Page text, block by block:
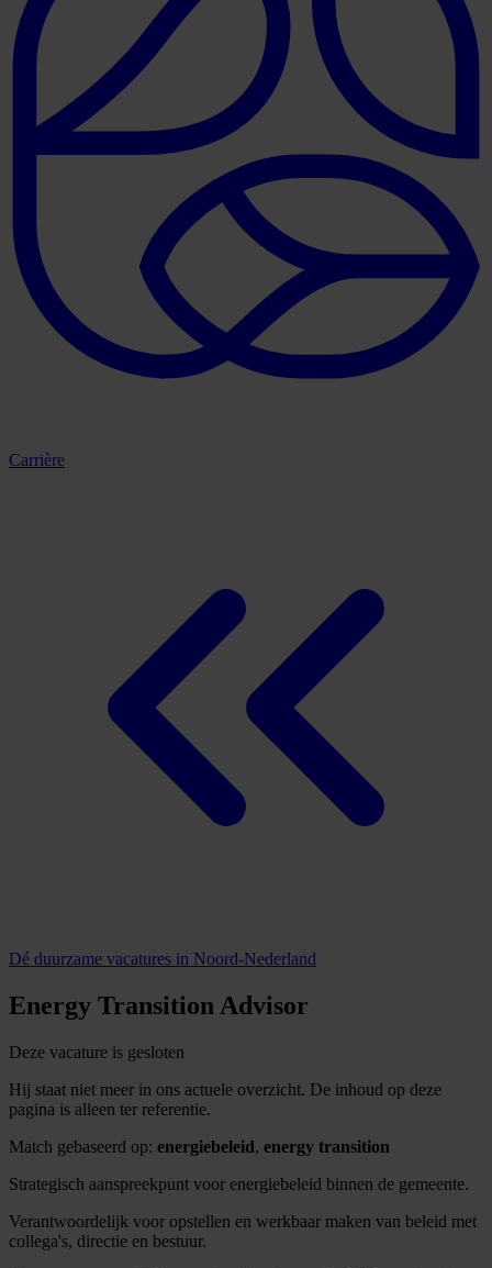
Carrière
Dé duurzame vacatures in Noord-Nederland
Energy Transition Advisor
Deze vacature is gesloten
Hij staat niet meer in ons actuele overzicht. De inhoud op deze
pagina is alleen ter referentie.
Match gebaseerd op: energiebeleid, energy transition
Strategisch aanspreekpunt voor energiebeleid binnen de gemeente.
Verantwoordelijk voor opstellen en werkbaar maken van beleid met
collega's, directie en bestuur.